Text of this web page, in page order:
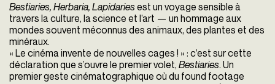
Bestiaries, Herbaria, Lapidaries est un voyage sensible à
travers la culture, la science et l’art — un hommage aux
mondes souvent méconnus des animaux, des plantes et des
minéraux.
« Le cinéma invente de nouvelles cages ! » : c’est sur cette
déclaration que s’ouvre le premier volet, Bestiaries. Un
premier geste cinématographique où du found footage